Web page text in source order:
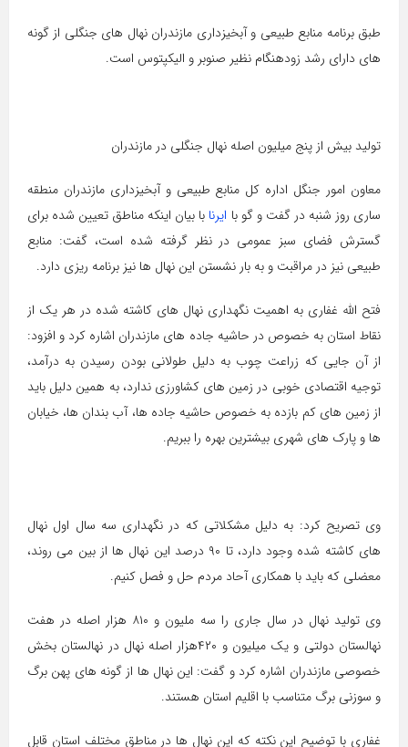
طبق برنامه منابع طبیعی و آبخیزداری مازندران نهال های جنگلی از گونه
های دارای رشد زودهنگام نظیر صنوبر و الیکپتوس است.
تولید بیش از پنج میلیون اصله نهال جنگلی در مازندران
معاون امور جنگل اداره کل منابع طبیعی و آبخیزداری مازندران منطقه
ساری روز شنبه در گفت و گو با ایرنا با بیان اینکه مناطق تعیین شده برای
گسترش فضای سبز عمومی در نظر گرفته شده است، گفت: منابع
طبیعی نیز در مراقبت و به بار نشستن این نهال ها نیز برنامه ریزی دارد.
فتح الله غفاری به اهمیت نگهداری نهال های کاشته شده در هر یک از
نقاط استان به خصوص در حاشیه جاده های مازندران اشاره کرد و افزود:
از آن جایی که زراعت چوب به دلیل طولانی بودن رسیدن به درآمد،
توجیه اقتصادی خوبی در زمین های کشاورزی ندارد، به همین دلیل باید
از زمین های کم بازده به خصوص حاشیه جاده ها، آب بندان ها، خیابان
ها و پارک های شهری بیشترین بهره را ببریم.
وی تصریح کرد: به دلیل مشکلاتی که در نگهداری سه سال اول نهال
های کاشته شده وجود دارد، تا ۹۰ درصد این نهال ها از بین می روند،
معضلی که باید با همکاری آحاد مردم حل و فصل کنیم.
وی تولید نهال در سال جاری را سه ملیون و ۸۱۰ هزار اصله در هفت
نهالستان دولتی و یک میلیون و ۴۲۰هزار اصله نهال در نهالستان بخش
خصوصی مازندران اشاره کرد و گفت: این نهال ها از گونه های پهن برگ
و سوزنی برگ متناسب با اقلیم استان هستند.
غفاری با توضیح این نکته که این نهال ها در مناطق مختلف استان قابل